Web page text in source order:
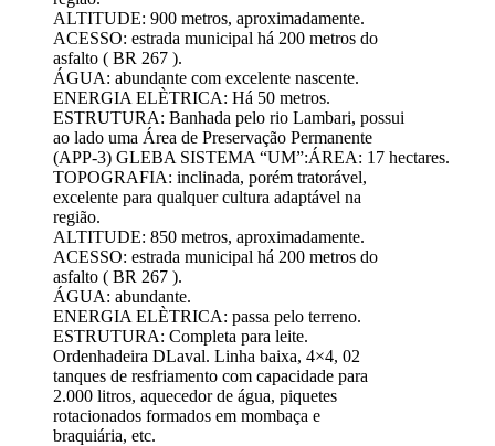
ALTITUDE: 900 metros, aproximadamente.
ACESSO: estrada municipal há 200 metros do
asfalto ( BR 267 ).
ÁGUA: abundante com excelente nascente.
ENERGIA ELÈTRICA: Há 50 metros.
ESTRUTURA: Banhada pelo rio Lambari, possui
ao lado uma Área de Preservação Permanente
(APP-3) GLEBA SISTEMA “UM”:ÁREA: 17 hectares.
TOPOGRAFIA: inclinada, porém tratorável,
excelente para qualquer cultura adaptável na
região.
ALTITUDE: 850 metros, aproximadamente.
ACESSO: estrada municipal há 200 metros do
asfalto ( BR 267 ).
ÁGUA: abundante.
ENERGIA ELÈTRICA: passa pelo terreno.
ESTRUTURA: Completa para leite.
Ordenhadeira DLaval. Linha baixa, 4×4, 02
tanques de resfriamento com capacidade para
2.000 litros, aquecedor de água, piquetes
rotacionados formados em mombaça e
braquiária, etc.